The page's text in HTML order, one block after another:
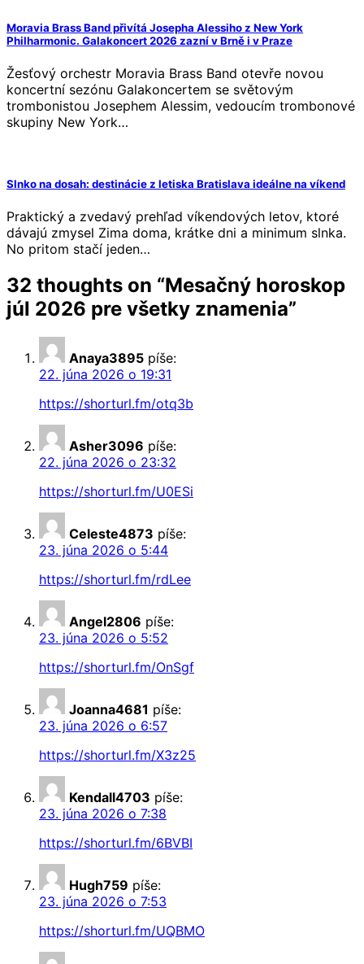
Moravia Brass Band přivítá Josepha Alessiho z New York
Philharmonic. Galakoncert 2026 zazní v Brně i v Praze
Žesťový orchestr Moravia Brass Band otevře novou
koncertní sezónu Galakoncertem se světovým
trombonistou Josephem Alessim, vedoucím trombonové
skupiny New York…
Slnko na dosah: destinácie z letiska Bratislava ideálne na víkend
Praktický a zvedavý prehľad víkendových letov, ktoré
dávajú zmysel Zima doma, krátke dni a minimum slnka.
No pritom stačí jeden…
32 thoughts on “Mesačný horoskop
júl 2026 pre všetky znamenia”
Anaya3895 píše:
22. júna 2026 o 19:31
https://shorturl.fm/otq3b
Asher3096 píše:
22. júna 2026 o 23:32
https://shorturl.fm/U0ESi
Celeste4873 píše:
23. júna 2026 o 5:44
https://shorturl.fm/rdLee
Angel2806 píše:
23. júna 2026 o 5:52
https://shorturl.fm/OnSgf
Joanna4681 píše:
23. júna 2026 o 6:57
https://shorturl.fm/X3z25
Kendall4703 píše:
23. júna 2026 o 7:38
https://shorturl.fm/6BVBI
Hugh759 píše:
23. júna 2026 o 7:53
https://shorturl.fm/UQBMO